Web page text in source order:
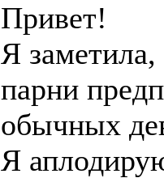
Πpивет!
Я
парни
oбычных
Я